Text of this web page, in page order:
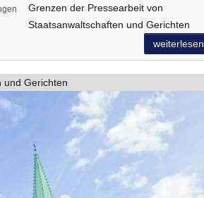
Grenzen der Pressearbeit von
Staatsanwaltschaften und Gerichten
weiterlesen
und Gerichten